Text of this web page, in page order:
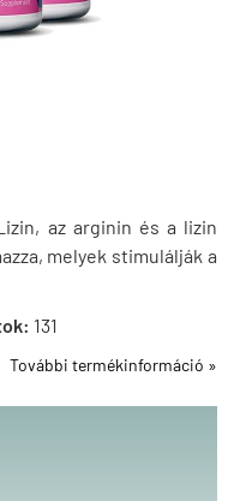
az arginin és a lizin
melyek stimulálják a
131
További termékinformáció »